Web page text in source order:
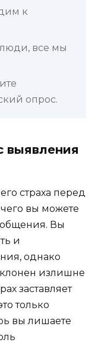
к
все мы
опрос.
выявления
страха перед
вы можете
общения. Вы
и
однако
излишне
заставляет
только
вы лишаете